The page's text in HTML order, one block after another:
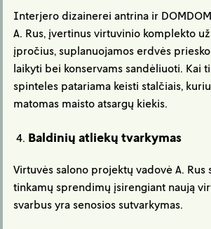
Interjero dizainerei antrina ir
A. Rus, įvertinus virtuvinio komplekto
įpročius, suplanuojamos erdvės
laikyti bei konservams sandėliuoti. Kai
spinteles patariama keisti stalčiais,
matomas maisto atsargų kiekis.
Baldinių atliekų tvarkymas
Virtuvės salono projektų vadovė A. Rus
tinkamų sprendimų įsirengiant naują
svarbus yra senosios sutvarkymas.